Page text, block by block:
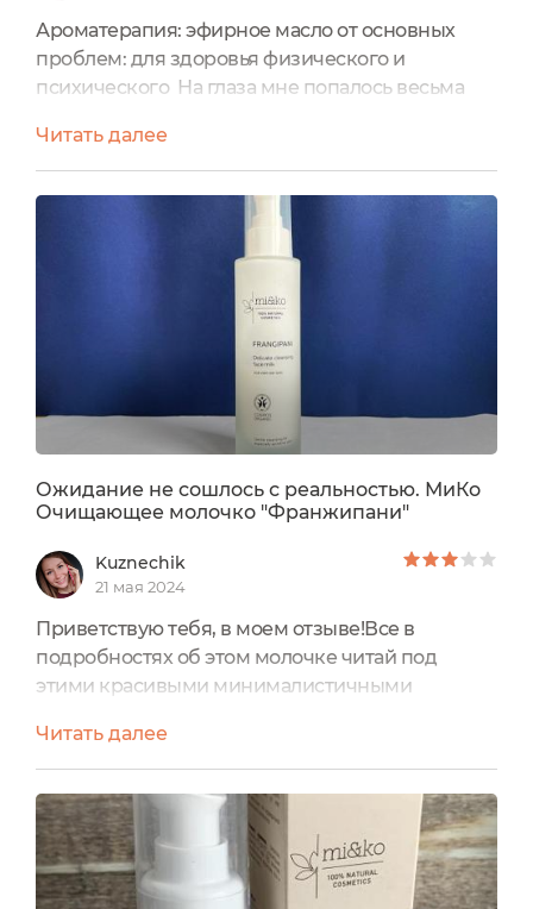
Ароматерапия: эфирное масло от основных
проблем: для здоровья физического и
психического На глаза мне попалось весьма
- эфирное масло найоли от бренда "Miko" и я
решила, что оно мне надо.Особенно учитывая
его обещания - это определённо то, что я
искала. Но давайте сперва рассмотрим само
масло, а потом уже оценим, что оно может. А
собственно что это за масло...
Читать далее
Ожидание не сошлось с реальностью. МиКо
Очищающее молочко "Франжипани"
Kuznechik
21 мая 2024
Приветствую тебя, в моем отзыве!Все в
подробностях об этом молочке читай под
этими красивыми минималистичными
очищения лица молочком, кремом, любыми
нежными и деликатными средствами из этого
сегмента.И до сих пор в поисках того, самого
идеального. Поиски меня привели к этому
средству.Почитала обещания производителя,
посмотрела на сертификат COSMOS ORGANIC....
Читать далее